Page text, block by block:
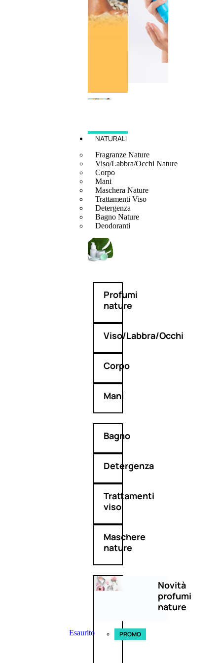
NATURALI
Fragranze Nature
Viso/Labbra/Occhi Nature
Corpo
Mani
Maschera Nature
Trattamenti Viso
Detergenza
Bagno Nature
Deodoranti
Profumi
nature
Viso/Labbra/Occhi
Corpo
Mani
Bagno
Detergenza
Trattamenti
viso
Maschere
nature
Novità
profumi
nature
Esaurito PROMO